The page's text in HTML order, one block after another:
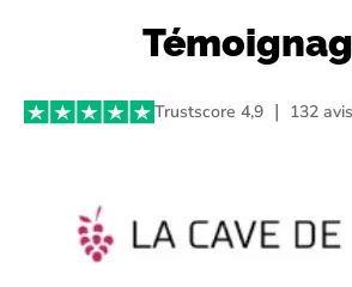
Trustscore 4,9 ｜ 132 avis